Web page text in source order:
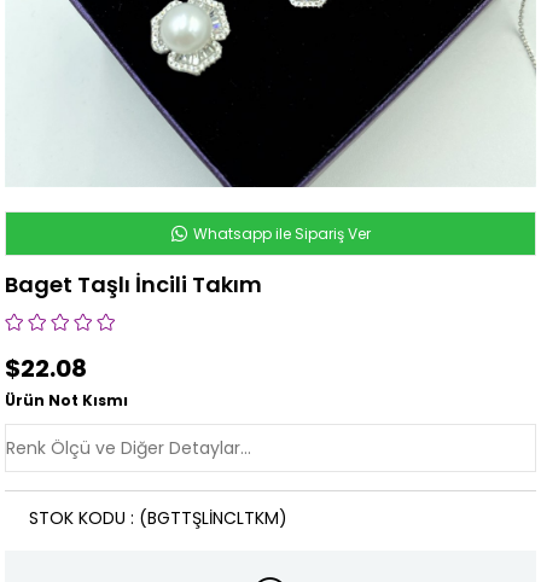
Whatsapp ile Sipariş Ver
Baget Taşlı İncili Takım
$22.08
Ürün Not Kısmı
(BGTTŞLİNCLTKM)
STOK KODU